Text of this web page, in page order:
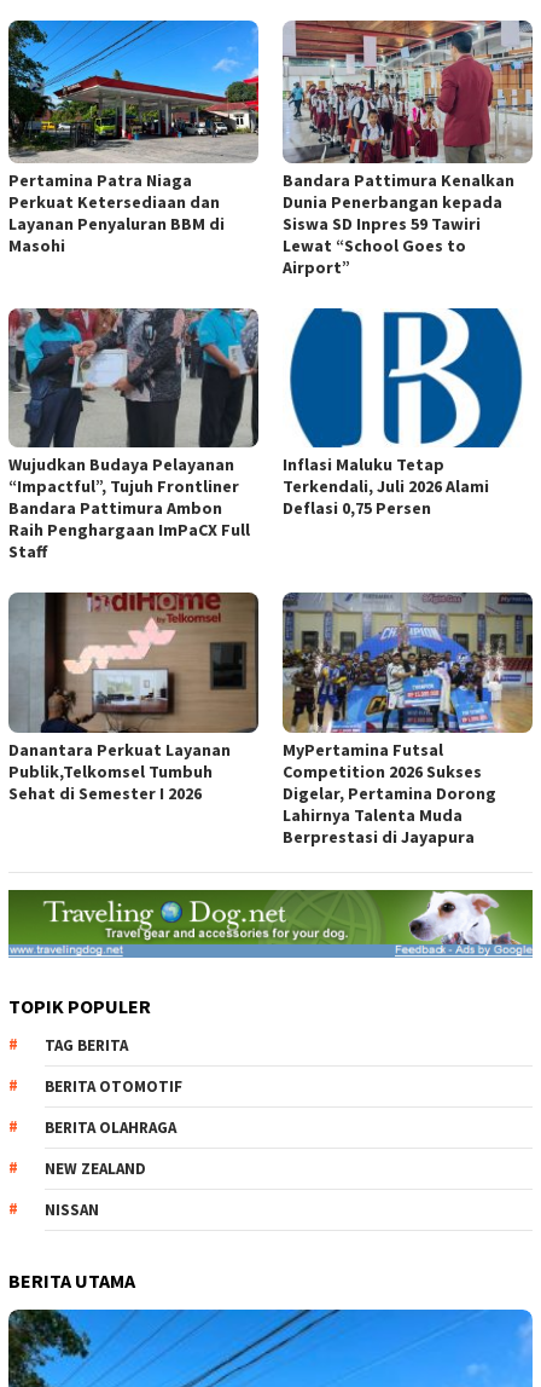
Pertamina Patra Niaga
Perkuat Ketersediaan dan
Layanan Penyaluran BBM di
Masohi
Bandara Pattimura Kenalkan
Dunia Penerbangan kepada
Siswa SD Inpres 59 Tawiri
Lewat “School Goes to
Airport”
Wujudkan Budaya Pelayanan
“Impactful”, Tujuh Frontliner
Bandara Pattimura Ambon
Raih Penghargaan ImPaCX Full
Staff
Inflasi Maluku Tetap
Terkendali, Juli 2026 Alami
Deflasi 0,75 Persen
Danantara Perkuat Layanan
Publik,Telkomsel Tumbuh
Sehat di Semester I 2026
MyPertamina Futsal
Competition 2026 Sukses
Digelar, Pertamina Dorong
Lahirnya Talenta Muda
Berprestasi di Jayapura
TOPIK POPULER
TAG BERITA
BERITA OTOMOTIF
BERITA OLAHRAGA
NEW ZEALAND
NISSAN
BERITA UTAMA